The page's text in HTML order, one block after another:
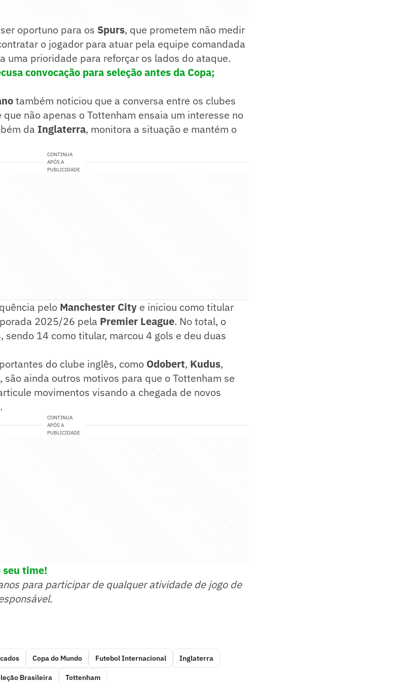
oportuno para os Spurs, que prometem não medir
o jogador para atuar pela equipe comandada
uma prioridade para reforçar os lados do ataque.
convocação para seleção antes da Copa;
também noticiou que a conversa entre os clubes
não apenas o Tottenham ensaia um interesse no
da Inglaterra, monitora a situação e mantém o
CONTINUA
APÓS A
PUBLICIDADE
pelo Manchester City e iniciou como titular
2025/26 pela Premier League. No total, o
sendo 14 como titular, marcou 4 gols e deu duas
do clube inglês, como Odobert, Kudus,
, são ainda outros motivos para que o Tottenham se
movimentos visando a chegada de novos
CONTINUA
APÓS A
PUBLICIDADE
time!
para participar de qualquer atividade de jogo de
Copa do Mundo Futebol Internacional Inglaterra
Brasileira Tottenham